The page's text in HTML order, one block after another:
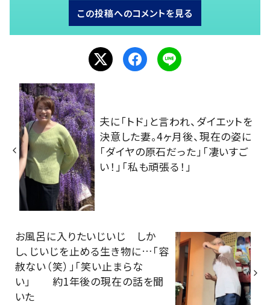
この投稿へのコメントを見る
夫に「トド」と言われ、ダイエットを
決意した妻。4ヶ月後、現在の姿に
「ダイヤの原石だった」「凄いすご
い！」「私も頑張る！」
お風呂に入りたいじいじ しか
し、じいじを止める生き物に…「容
赦ない（笑）」「笑い止まらな
い」 約1年後の現在の話を聞
いた